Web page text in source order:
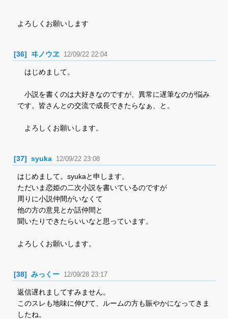
よろしくお願いします
[36] ヰノウヱ 12/09/22 22:04
はじめまして。
小説を書くのは大好きなのですが、異常に遅筆なのが悩み
です。皆さんとの交流で成長できたらなぁ、と。
よろしくお願いします。
[37] syuka 12/09/22 23:08
はじめまして。syukaと申します。
ただいま恋姫の二次小説を書いているのですが
周りに小説仲間がいなくて
他の方の意見とか話仲間と
聞いたりできたらいいなと思っています。
よろしくお願いします。
[38] みっくー 12/09/28 23:17
返信遅れましてすみません。
このスレも地味に伸びて、ルームの方も賑やかになってきま
したね。